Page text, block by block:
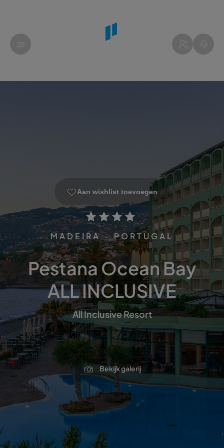
Aan wishlist toevoegen
MADEIRA - PORTUGAL
Pestana Ocean Bay
ALL INCLUSIVE
All Inclusive Resort
Bekijk galerij